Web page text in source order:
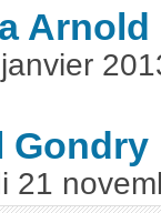
Arnold
Gondry
21